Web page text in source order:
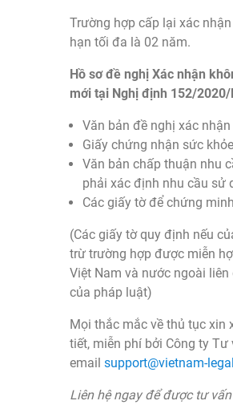
Trường hợp cấp lại xác
hạn tối đa là 02 năm.
Hồ sơ đề nghị Xác nhận
mới tại Nghị định 152/
Văn bản đề nghị xác
Giấy chứng nhận sức khỏe
Văn bản chấp thuận nhu
phải xác định nhu cầu sử
Các giấy tờ để chứng
(Các giấy tờ quy định nếu
trừ trường hợp được miễn
Việt Nam và nước ngoài
của pháp luật)
Mọi thắc mắc về thủ tục
tiết, miễn phí bởi Công ty Tư
email support@vietnam-
Liên hệ ngay để được tư vấn